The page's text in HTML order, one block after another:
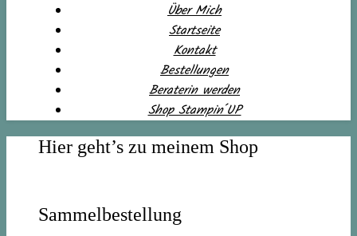
Über Mich
Startseite
Kontakt
Bestellungen
Beraterin werden
Shop Stampin´UP
Hier geht’s zu meinem Shop
Sammelbestellung